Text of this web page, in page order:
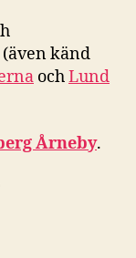
(även känd
ochLund
Årneby.